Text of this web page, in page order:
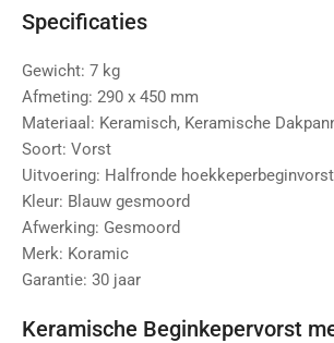
Specificaties
Gewicht: 7 kg
Afmeting: 290 x 450 mm
Materiaal: Keramisch, Keramische
Soort: Vorst
Uitvoering: Halfronde hoekkeperbeginvorst
Kleur: Blauw gesmoord
Afwerking: Gesmoord
Merk: Koramic
Garantie: 30 jaar
Keramische Beginkepervorst